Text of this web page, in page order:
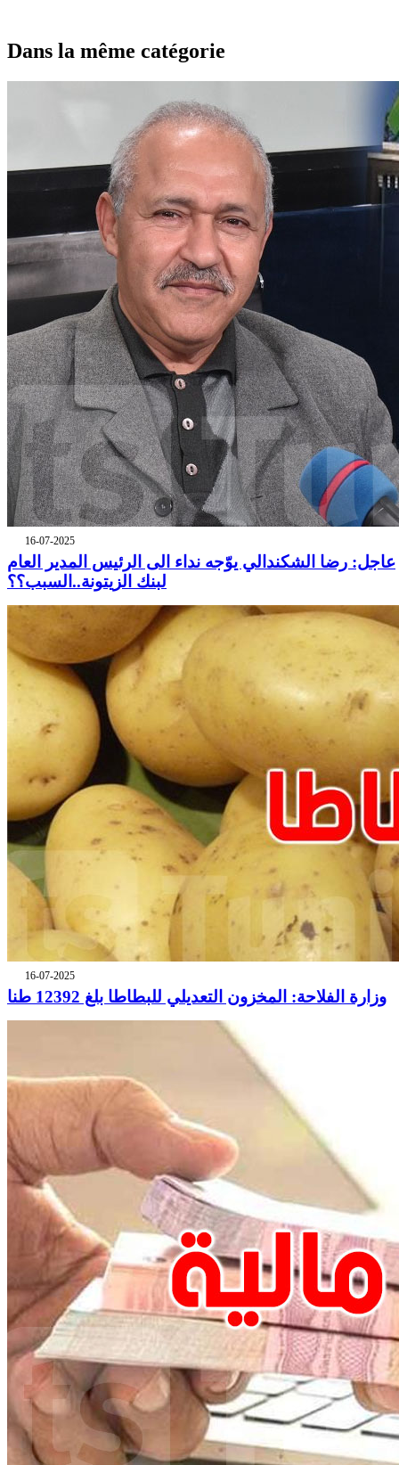
Dans la même catégorie
16-07-2025
عاجل: رضا الشكندالي يوّجه نداء الى الرئيس المدير العام
لبنك الزيتونة..السبب؟؟
16-07-2025
وزارة الفلاحة: المخزون التعديلي للبطاطا بلغ 12392 طنا